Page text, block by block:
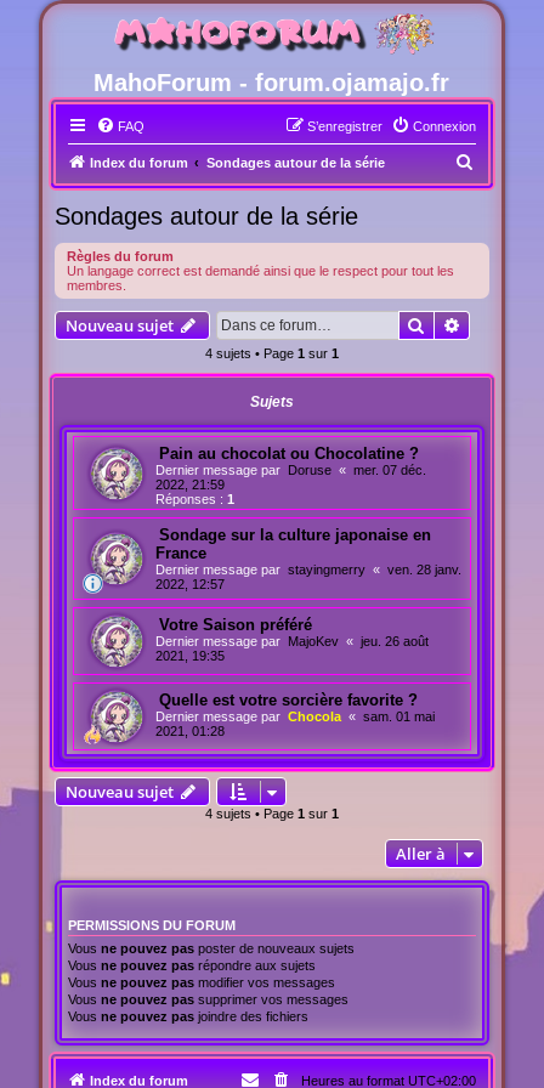
MahoForum - forum.ojamajo.fr
FAQ Connexion
S’enregistrer
Index du forum Sondages autour de la série
e
r
Sondages autour de la série
Règles du forum
Un langage correct est demandé ainsi que le respect pour tout les
membres.
Nouveau sujet RechercherRecherche
4 sujets • Page 1 sur 1
Sujets
Pain au chocolat ou Chocolatine ?
Dernier message par Doruse « mer. 07 déc.
2022, 21:59
Réponses : 1
Sondage sur la culture japonaise en
France
Dernier message par stayingmerry « ven. 28 janv.
2022, 12:57
Votre Saison préféré
Dernier message par MajoKev « jeu. 26 août
2021, 19:35
Quelle est votre sorcière favorite ?
Dernier message par Chocola « sam. 01 mai
2021, 01:28
Nouveau sujet
4 sujets • Page 1 sur 1
Aller à
PERMISSIONS DU FORUM
Vous ne pouvez pasposter de nouveaux sujets
Vous ne pouvez pasrépondre aux sujets
Vous ne pouvez pasmodifier vos messages
Vous ne pouvez passupprimer vos messages
Vous ne pouvez pasjoindre des fichiers
Index du forum Heures au formatUTC+02:00